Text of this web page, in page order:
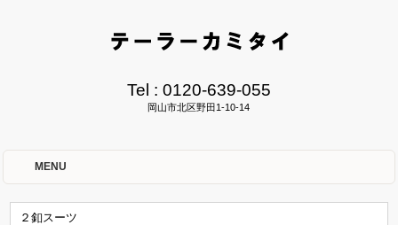
Tel : 0120-639-055
岡山市北区野田1-10-14
MENU
２釦スーツ